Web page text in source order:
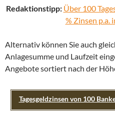
Redaktionstipp: Über 100
% Zinsen p.a.
Alternativ können Sie auch
Anlagesumme und Laufzeit
Angebote sortiert nach der
Tagesgeldzinsen von 100